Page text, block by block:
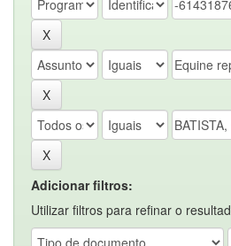
Adicionar filtros:
Utilizar filtros para refinar o